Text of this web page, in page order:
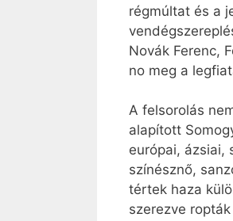
régmúltat és a
Novák Ferenc,
no meg a
A felsorolás
alapított
európai, ázsiai,
színésznő,
tértek haza
szerezve